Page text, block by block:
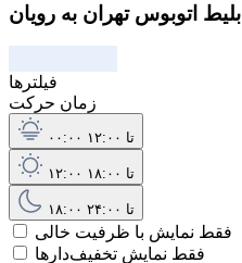
بلیط اتوبوس تهران به رویان
فیلترها
زمان حرکت
۰۰:۰۰ تا ۱۲:۰۰
۱۲:۰۰ تا ۱۸:۰۰
۱۸:۰۰ تا ۲۴:۰۰
فقط نمایش با ظرفیت خالی
فقط نمایش تخفیف‌دارها